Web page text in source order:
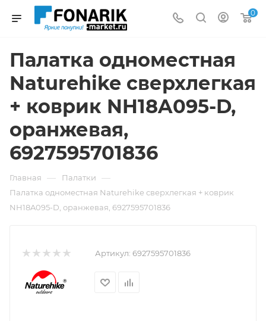
0
Палатка одноместная
Naturehike сверхлегкая
+ коврик NH18A095-D,
оранжевая,
6927595701836
Главная — Палатки —
Палатка одноместная Naturehike сверхлегкая + коврик
NH18A095-D, оранжевая, 6927595701836
Артикул: 6927595701836